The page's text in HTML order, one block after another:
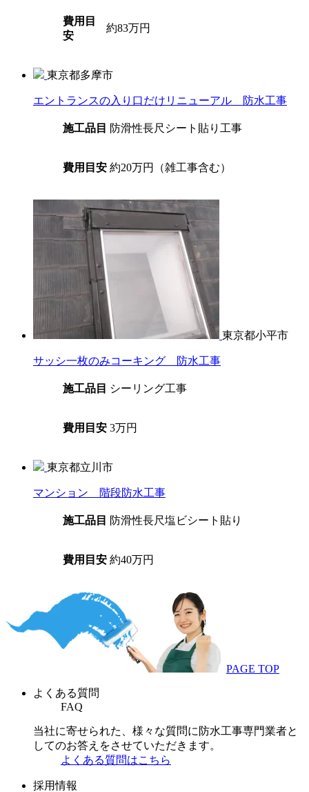
費用目
安
約83万円
東京都多摩市
エントランスの入り口だけリニューアル 防水工事
施工品目 防滑性長尺シート貼り工事
費用目安 約20万円（雑工事含む）
東京都小平市
サッシ一枚のみコーキング 防水工事
施工品目 シーリング工事
費用目安 3万円
東京都立川市
マンション 階段防水工事
施工品目 防滑性長尺塩ビシート貼り
費用目安 約40万円
PAGE TOP
よくある質問
FAQ
当社に寄せられた、様々な質問に防水工事専門業者と
してのお答えをさせていただきます。
よくある質問はこちら
採用情報